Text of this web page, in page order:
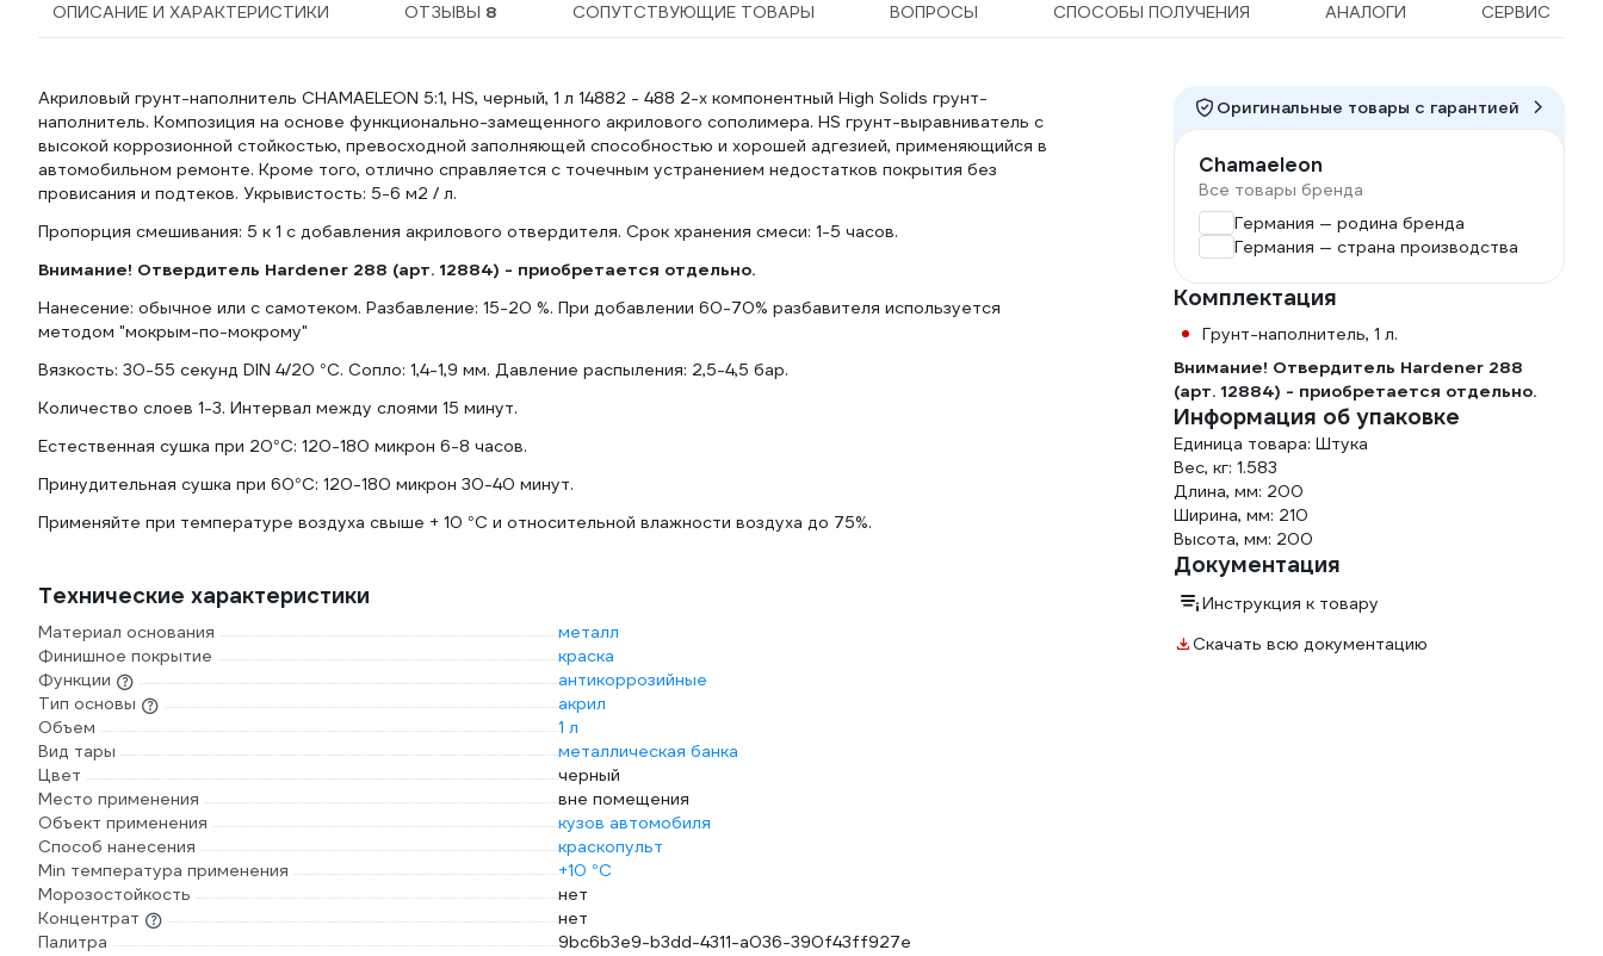
ОПИСАНИЕ И ХАРАКТЕРИСТИКИ ОТЗЫВЫ 8 СОПУТСТВУЮЩИЕ ТОВАРЫ ВОПРОСЫ СПОСОБЫ ПОЛУЧЕНИЯ АНАЛОГИ СЕРВИС
Акриловый грунт-наполнитель CHAMAELEON 5:1, HS, черный, 1 л 14882 - 488 2-х компонентный High Solids грунт-
наполнитель. Композиция на основе функционально-замещенного акрилового сополимера. HS грунт-выравниватель с
высокой коррозионной стойкостью, превосходной заполняющей способностью и хорошей адгезией, применяющийся в
автомобильном ремонте. Кроме того, отлично справляется с точечным устранением недостатков покрытия без
провисания и подтеков. Укрывистость: 5-6 м2 / л.
Пропорция смешивания: 5 к 1 с добавления акрилового отвердителя. Срок хранения смеси: 1-5 часов.
Внимание! Отвердитель Hardener 288 (арт. 12884) - приобретается отдельно.
Нанесение: обычное или с самотеком. Разбавление: 15-20 %. При добавлении 60-70% разбавителя используется
методом "мокрым-по-мокрому"
Вязкость: 30-55 секунд DIN 4/20 °C. Сопло: 1,4-1,9 мм. Давление распыления: 2,5-4,5 бар.
Количество слоев 1-3. Интервал между слоями 15 минут.
Естественная сушка при 20°C: 120-180 микрон 6-8 часов.
Принудительная сушка при 60°C: 120-180 микрон 30-40 минут.
Применяйте при температуре воздуха свыше + 10 °C и относительной влажности воздуха до 75%.
Технические характеристики
Материал основания
металл
Финишное покрытие
краска
Функции
антикоррозийные
Тип основы
акрил
Объем
1 л
Вид тары
металлическая банка
Цвет
черный
Место применения
вне помещения
Объект применения
кузов автомобиля
Способ нанесения
краскопульт
Min температура применения
+10 °С
Морозостойкость
нет
Концентрат
нет
Палитра
9bc6b3e9-b3dd-4311-a036-390f43ff927e
Оригинальные товары c гарантией
Chamaeleon
Все товары бренда
Германия — родина бренда
Германия — страна производства
Комплектация
Грунт-наполнитель, 1 л.
Внимание! Отвердитель Hardener 288
(арт. 12884) - приобретается отдельно.
Информация об упаковке
Единица товара: Штука
Вес, кг: 1.583
Длина, мм: 200
Ширина, мм: 210
Высота, мм: 200
Документация
Инструкция к товару
Скачать всю документацию